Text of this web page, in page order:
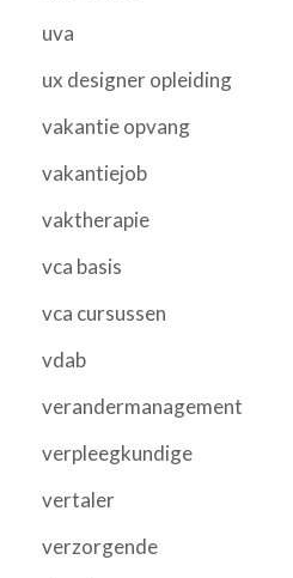
uva
ux designer opleiding
vakantie opvang
vakantiejob
vaktherapie
vca basis
vca cursussen
vdab
verandermanagement
verpleegkundige
vertaler
verzorgende